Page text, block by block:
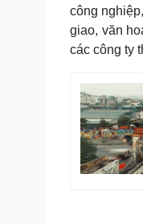
công
giao, văn
các công ty